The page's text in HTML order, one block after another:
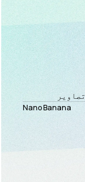
تصاویر
Nano Banana